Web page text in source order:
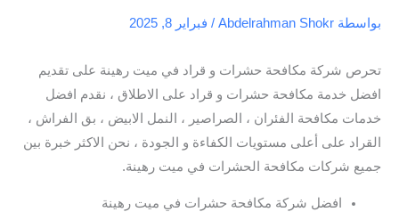
بواسطة Abdelrahman Shokr
/ فبراير 8, 2025
تحرص شركة مكافحة حشرات و قراد في ميت رهينة على تقديم
افضل خدمة مكافحة حشرات و قراد على الاطلاق ، نقدم افضل
خدمات مكافحة الفئران ، الصراصير ، النمل الابيض ، بق الفراش ،
القراد على أعلى مستويات الكفاءة و الجودة ، نحن الاكثر خبرة بين
جميع شركات مكافحة الحشرات في ميت رهينة.
افضل شركة مكافحة حشرات في ميت رهينة